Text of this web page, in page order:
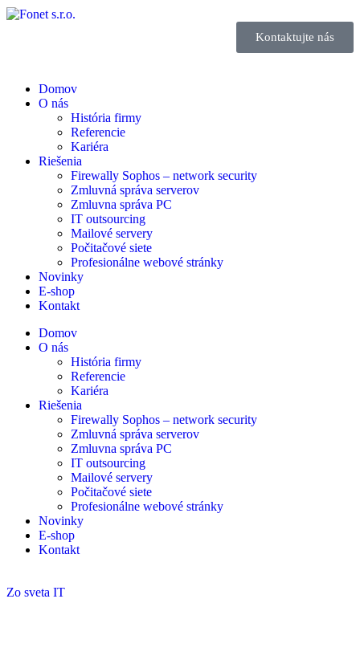
Kontaktujte nás
Domov
O nás
História firmy
Referencie
Kariéra
Riešenia
Firewally Sophos – network security
Zmluvná správa serverov
Zmluvna správa PC
IT outsourcing
Mailové servery
Počitačové siete
Profesionálne webové stránky
Novinky
E-shop
Kontakt
Domov
O nás
História firmy
Referencie
Kariéra
Riešenia
Firewally Sophos – network security
Zmluvná správa serverov
Zmluvna správa PC
IT outsourcing
Mailové servery
Počitačové siete
Profesionálne webové stránky
Novinky
E-shop
Kontakt
Zo sveta IT